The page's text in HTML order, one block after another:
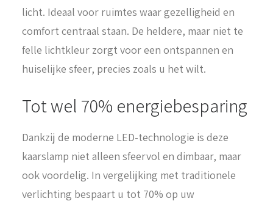
licht. Ideaal voor ruimtes waar gezelligheid en
comfort centraal staan. De heldere, maar niet te
felle lichtkleur zorgt voor een ontspannen en
huiselijke sfeer, precies zoals u het wilt.
Tot wel 70% energiebesparing
Dankzij de moderne LED-technologie is deze
kaarslamp niet alleen sfeervol en dimbaar, maar
ook voordelig. In vergelijking met traditionele
verlichting bespaart u tot 70% op uw